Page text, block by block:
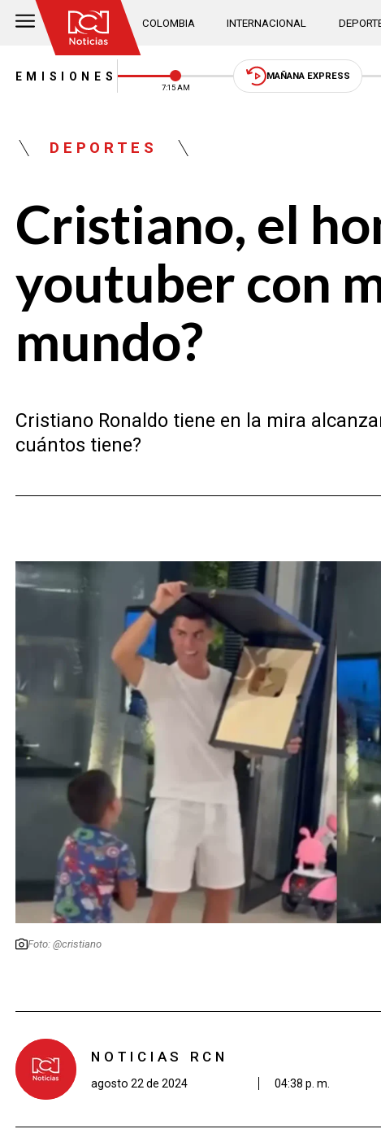
COLOMBIA INTERNACIONAL
EMISIONES
7:15 AM
MAÑANA EXPRESS
DEPORTES
Cristiano, el
youtuber con
mundo?
Cristiano Ronaldo tiene en la mira
cuántos tiene?
Foto: @cristiano
NOTICIAS RCN
agosto 22 de 2024 04:38 p. m.